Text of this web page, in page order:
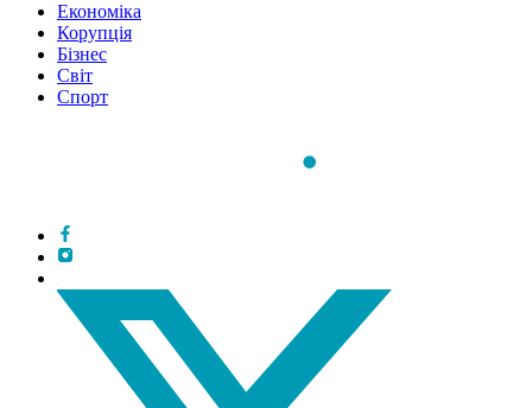
Економіка
Корупція
Бізнес
Світ
Спорт